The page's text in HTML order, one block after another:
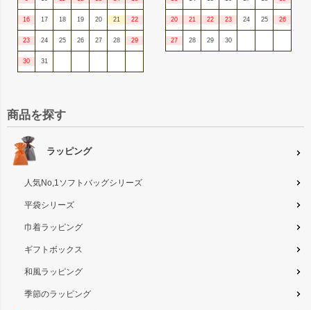
16 17 18 19 20 21 22
23 24 25 26 27 28 29
30 31
20 21 22 23 24 25 26
27 28 29 30
商品を探す
ラッピング
人気No,1ソフトバッグシリーズ
平袋シリーズ
巾着ラッピング
ギフトボックス
和風ラッピング
季節のラッピング